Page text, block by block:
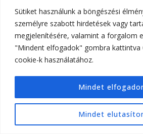
Sütiket használunk a böngészési
személyre szabott hirdetések vagy
megjelenítésére, valamint a forgalom
"Mindent elfogadok" gombra kattintva
cookie-k használatához.
Mindet
Mindet
Tudomány
© Szerzői jog 2026ELTE
fenntartva.Hello Fashion |
Themes.Készítette: